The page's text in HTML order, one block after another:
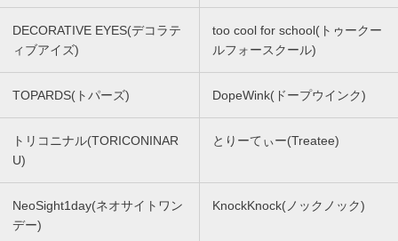
DECORATIVE EYES(デコラテ
ィブアイズ)
too cool for school(トゥークー
ルフォースクール)
TOPARDS(トパーズ) DopeWink(ドープウインク)
トリコニナル(TORICONINAR
U)
とりーてぃー(Treatee)
NeoSight1day(ネオサイトワン
デー)
KnockKnock(ノックノック)